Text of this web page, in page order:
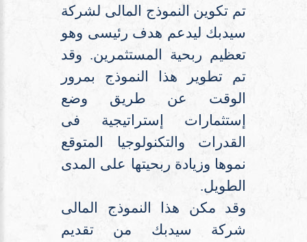
تم تكوين النموذج المالى لشركة
سيدبك ليدعم هدف رئيسى وهو
تعظيم ربحية المستثمرين. وقد
تم تطوير هذا النموذج بمرور
الوقت عن طريق وضع
إستثمارات إستراتيجية فى
القدرات والتكنولوجيا المتوقع
نموها وزيادة ربحيتها على المدى
الطويل.
وقد مكن هذا النموذج المالى
شركة سيدبك من تقديم